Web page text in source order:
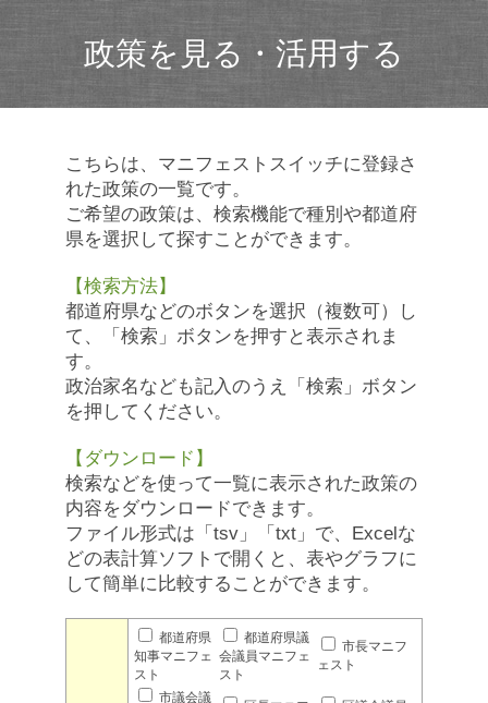
政策を見る・活用する
こちらは、マニフェストスイッチに登録さ
れた政策の一覧です。
ご希望の政策は、検索機能で種別や都道府
県を選択して探すことができます。
【検索方法】
都道府県などのボタンを選択（複数可）し
て、「検索」ボタンを押すと表示されま
す。
政治家名なども記入のうえ「検索」ボタン
を押してください。
【ダウンロード】
検索などを使って一覧に表示された政策の
内容をダウンロードできます。
ファイル形式は「tsv」「txt」で、Excelな
どの表計算ソフトで開くと、表やグラフに
して簡単に比較することができます。
都道府県
知事マニフェ
スト
都道府県議
会議員マニフェ
スト
市長マニフ
ェスト
市議会議